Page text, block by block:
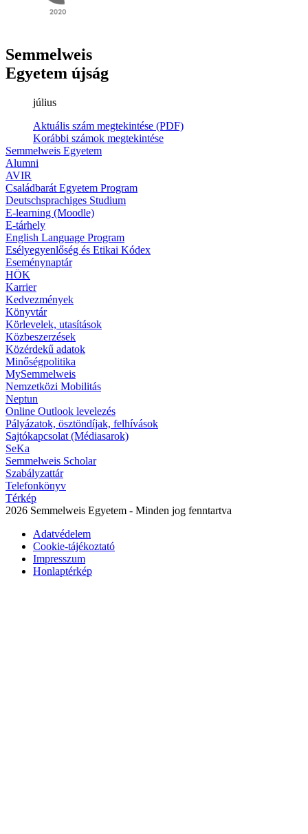
Semmelweis
Egyetem újság
július
Aktuális szám megtekintése (PDF)
Korábbi számok megtekintése
Semmelweis Egyetem
Alumni
AVIR
Családbarát Egyetem Program
Deutschsprachiges Studium
E-learning (Moodle)
E-tárhely
English Language Program
Esélyegyenlőség és Etikai Kódex
Eseménynaptár
HÖK
Karrier
Kedvezmények
Könyvtár
Körlevelek, utasítások
Közbeszerzések
Közérdekű adatok
Minőségpolitika
MySemmelweis
Nemzetközi Mobilitás
Neptun
Online Outlook levelezés
Pályázatok, ösztöndíjak, felhívások
Sajtókapcsolat (Médiasarok)
SeKa
Semmelweis Scholar
Szabályzattár
Telefonkönyv
Térkép
2026 Semmelweis Egyetem - Minden jog fenntartva
Adatvédelem
Cookie-tájékoztató
Impresszum
Honlaptérkép